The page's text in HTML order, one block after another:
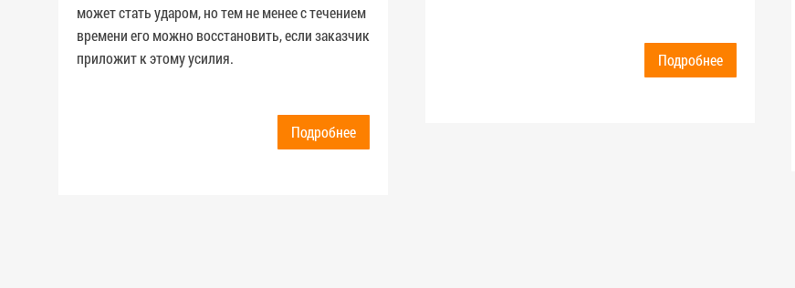
может стать ударом, но тем не менее с течением
времени его можно восстановить, если заказчик
приложит к этому усилия.
Подробнее
Подробнее